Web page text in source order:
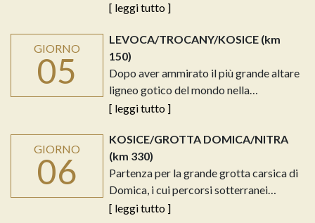
[ leggi tutto ]
GIORNO
05
LEVOCA/TROCANY/KOSICE (km
150)
Dopo aver ammirato il più grande altare
ligneo gotico del mondo nella…
[ leggi tutto ]
GIORNO
06
KOSICE/GROTTA DOMICA/NITRA
(km 330)
Partenza per la grande grotta carsica di
Domica, i cui percorsi sotterranei…
[ leggi tutto ]